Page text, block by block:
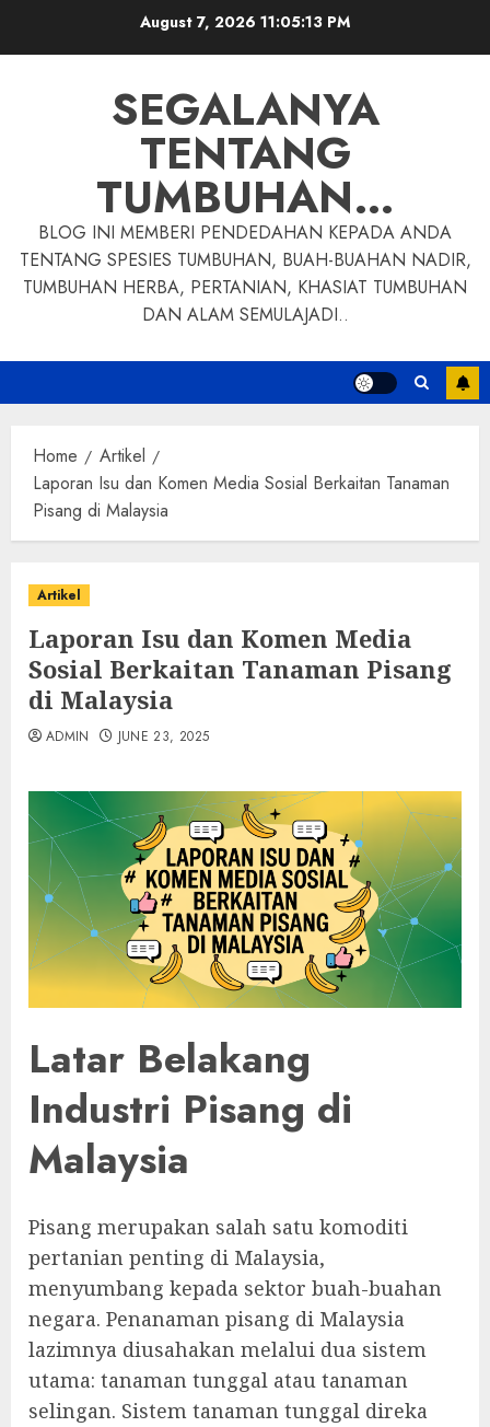
August 7, 2026 11:05:14 PM
SEGALANYA
TENTANG
TUMBUHAN…
BLOG INI MEMBERI PENDEDAHAN KEPADA ANDA
TENTANG SPESIES TUMBUHAN, BUAH-BUAHAN NADIR,
TUMBUHAN HERBA, PERTANIAN, KHASIAT TUMBUHAN
DAN ALAM SEMULAJADI..
Home
Artikel
Laporan Isu dan Komen Media Sosial Berkaitan Tanaman
Pisang di Malaysia
Artikel
Laporan Isu dan Komen Media
Sosial Berkaitan Tanaman Pisang
di Malaysia
ADMIN JUNE 23, 2025
Latar Belakang
Industri Pisang di
Malaysia
Pisang merupakan salah satu komoditi
pertanian penting di Malaysia,
menyumbang kepada sektor buah-buahan
negara. Penanaman pisang di Malaysia
lazimnya diusahakan melalui dua sistem
utama: tanaman tunggal atau tanaman
selingan. Sistem tanaman tunggal direka